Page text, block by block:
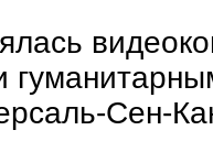
Сен-